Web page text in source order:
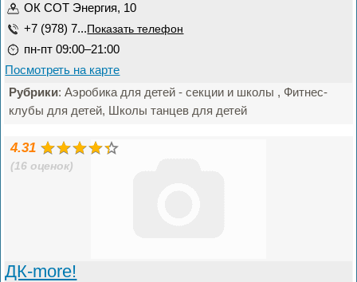
ОК СОТ Энергия, 10
+7 (978) 7... Показать телефон
пн-пт 09:00–21:00
Посмотреть на карте
Рубрики: Аэробика для детей - секции и школы , Фитнес-
клубы для детей, Школы танцев для детей
4.31
(16 оценок)
ДК-more!